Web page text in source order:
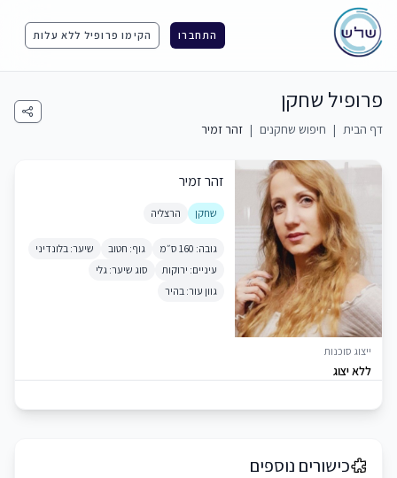
התחברו הקימו פרופיל ללא עלות
פרופיל שחקן
דף הבית | חיפוש שחקנים | זהר זמיר
ייצוג סוכנות
ללא יצוג
זהר זמיר
שחקן הרצליה
גובה: 160 ס״מ גוף: חטוב
שיער: בלונדיני
עיניים: ירוקות
סוג שיער: גלי
גוון עור: בהיר
כישורים נוספים